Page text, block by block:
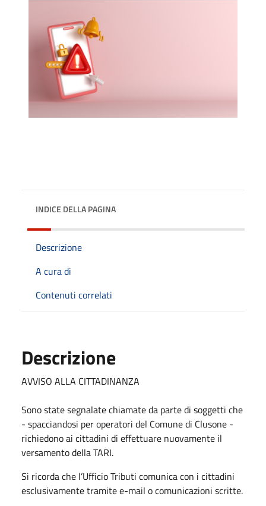
INDICE DELLA PAGINA
Descrizione
A cura di
Contenuti correlati
Descrizione
AVVISO ALLA CITTADINANZA
Sono state segnalate chiamate da parte di soggetti che
- spacciandosi per operatori del Comune di Clusone -
richiedono ai cittadini di effettuare nuovamente il
versamento della TARI.
Si ricorda che l’Ufficio Tributi comunica con i cittadini
esclusivamente tramite e-mail o comunicazioni scritte.